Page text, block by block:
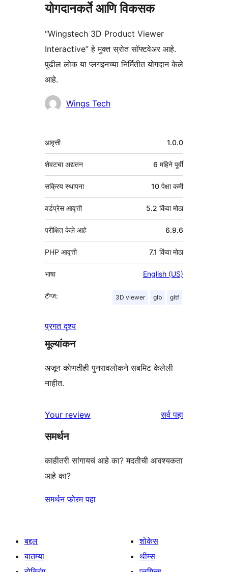
योगदानकर्ते आणि विकसक
“Wingstech 3D Product Viewer
Interactive” हे मुक्त स्रोत सॉफ्टवेअर आहे.
पुढील लोक या प्लगइनच्या निर्मितीत योगदान केले
आहे.
योगदानकर्तेWings Tech
मेटा
आवृत्ती 1.0.0
शेवटचा अद्यतन 6 महिने पूर्वी
सक्रिय स्थापना 10 पेक्षा कमी
वर्डप्रेस आवृत्ती 5.2 किंवा मोठा
परीक्षित केले आहे 6.9.6
PHP आवृत्ती 7.1 किंवा मोठा
भाषा English (US)
टॅग्ज: 3D viewer glb gltf
प्रगत दृश्य
मूल्यांकन
अजून कोणतीही पुनरावलोकने सबमिट केलेली
नाहीत.
Your review सर्वपुनरावलोकने
पहा
समर्थन
काहीतरी सांगायचं आहे का? मदतीची आवश्यकता
आहे का?
समर्थन फोरम पहा
बद्दल
बातम्या
शोकेस
थीम्स